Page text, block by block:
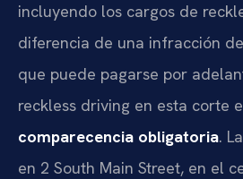
incluyendo los cargos de
diferencia de una infracción
que puede pagarse por
reckless driving en esta corte
comparecencia obligatoria.
en 2 South Main Street, en el